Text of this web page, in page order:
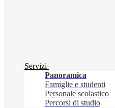
Servizi
Panoramica
Famiglie e studenti
Personale scolastico
Percorsi di studio